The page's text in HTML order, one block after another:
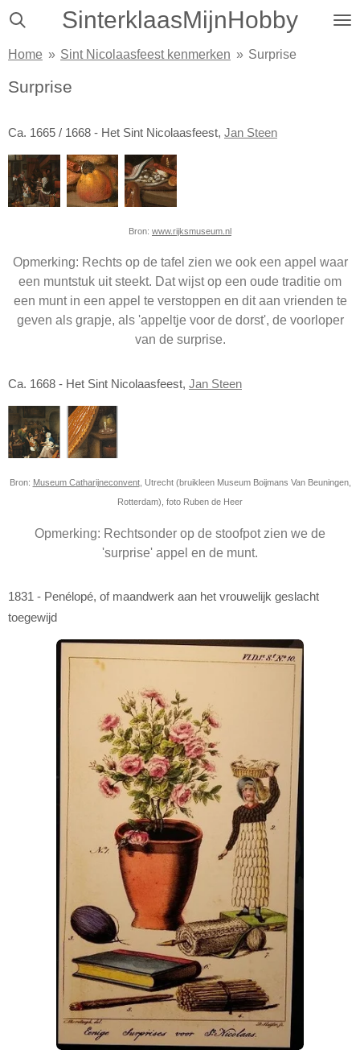
Ga
naar
hoofdinhoud
SinterklaasMijnHobby
Home » Sint Nicolaasfeest kenmerken » Surprise
Surprise
Ca. 1665 / 1668 - Het Sint Nicolaasfeest, Jan Steen
Bron: www.rijksmuseum.nl
Opmerking: Rechts op de tafel zien we ook een appel waar
een muntstuk uit steekt. Dat wijst op een oude traditie om
een munt in een appel te verstoppen en dit aan vrienden te
geven als grapje, als 'appeltje voor de dorst', de voorloper
van de surprise.
Ca. 1668 - Het Sint Nicolaasfeest, Jan Steen
Bron: Museum Catharijneconvent, Utrecht (bruikleen Museum Boijmans Van Beuningen,
Rotterdam), foto Ruben de Heer
Opmerking: Rechtsonder op de stoofpot zien we de
'surprise' appel en de munt.
1831 - Penélopé, of maandwerk aan het vrouwelijk geslacht
toegewijd